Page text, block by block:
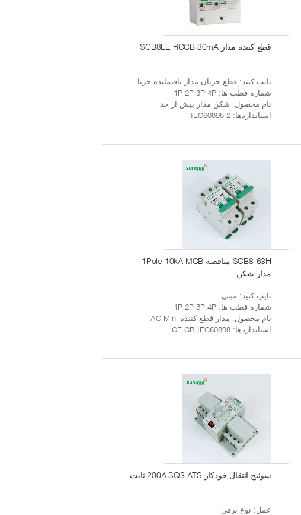
قطع کننده مدار SCB8LE RCCB 30mA
تایپ کنید: قطع جریان مدار باقیمانده جریان فعلی
شماره قطب ها: 1P 2P 3P 4P
نام محصول: شکن مدار بیش از حد
استانداردها: IEC60898-2
SCB8-63H مناقصه 1Pole 10kA MCB
مدار شکن
تایپ کنید: مینی
شماره قطب ها: 1P 2P 3P 4P
نام محصول: مدار قطع کننده AC Mini
استانداردها: CE CB IEC60898
سوئیچ انتقال خودکار 200A SQ3 ATS ثابت
عمل: نوع برقی